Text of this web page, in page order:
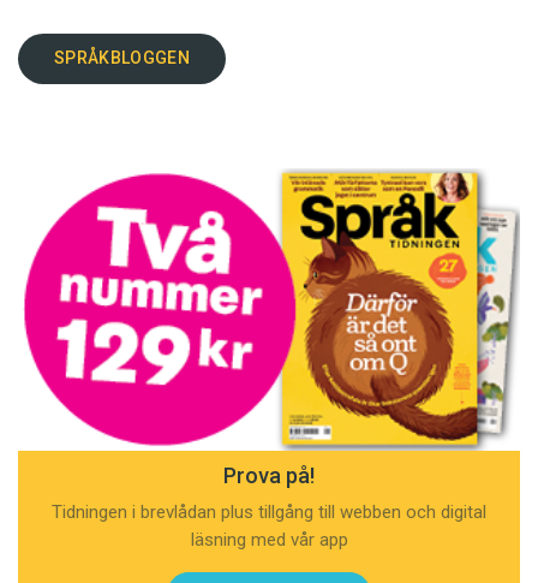
SPRÅKBLOGGEN
Prova på!
Tidningen i brevlådan plus tillgång till webben och digital
läsning med vår app